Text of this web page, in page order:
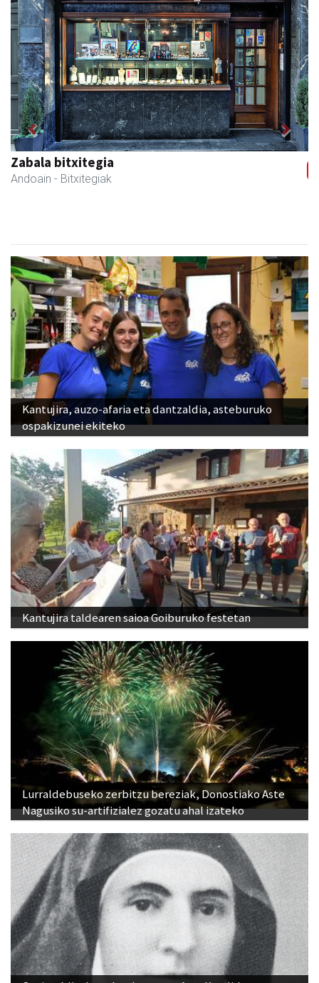
Zabala bitxitegia
Andoain - Bitxitegiak
Previous Next
Kantujira, auzo-afaria eta dantzaldia, asteburuko
ospakizunei ekiteko
Kantujira taldearen saioa Goiburuko festetan
Lurraldebuseko zerbitzu bereziak, Donostiako Aste
Nagusiko su-artifizialez gozatu ahal izateko